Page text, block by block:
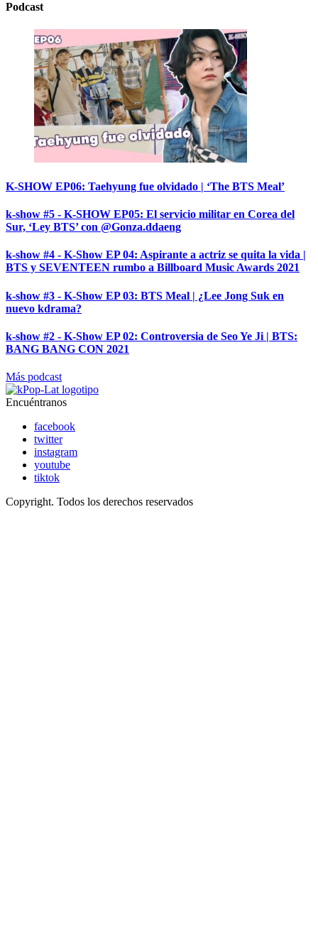
Podcast
K-SHOW EP06: Taehyung fue olvidado | ‘The BTS Meal’
k-show #5 - K-SHOW EP05: El servicio militar en Corea del
Sur, ‘Ley BTS’ con @Gonza.ddaeng
k-show #4 - K-Show EP 04: Aspirante a actriz se quita la vida |
BTS y SEVENTEEN rumbo a Billboard Music Awards 2021
k-show #3 - K-Show EP 03: BTS Meal | ¿Lee Jong Suk en
nuevo kdrama?
k-show #2 - K-Show EP 02: Controversia de Seo Ye Ji | BTS:
BANG BANG CON 2021
Más podcast
Encuéntranos
facebook
twitter
instagram
youtube
tiktok
Copyright. Todos los derechos reservados